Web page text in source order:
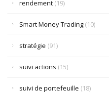
rendement (19)
Smart Money Trading (10)
stratégie (91)
suivi actions (15)
suivi de portefeuille (18)